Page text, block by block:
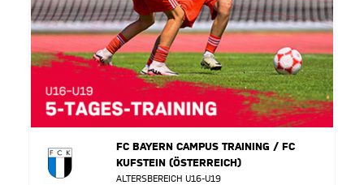
FC BAYERN CAMPUS TRAINING / FC
KUFSTEIN (ÖSTERREICH)
ALTERSBEREICH U16-U19